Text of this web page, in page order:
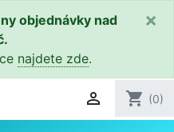
objednávky nad
najdete zde.
×
 shopping_cart (0)